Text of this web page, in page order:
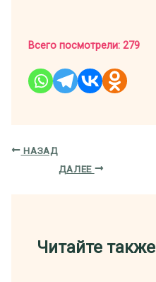
Всего посмотрели: 279
НАЗАД
ДАЛЕЕ
Читайте также